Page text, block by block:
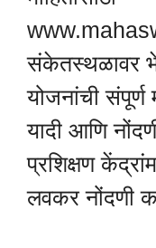
संकेतस्थळावर
योजनांची संपूर्ण
यादी आणि
प्रशिक्षण
लवकर नोंदणी